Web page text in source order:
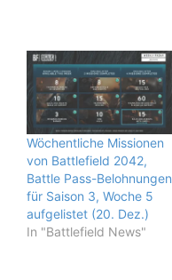
Wöchentliche Missionen
von Battlefield 2042,
Battle Pass-Belohnungen
für Saison 3, Woche 5
aufgelistet (20. Dez.)
In "Battlefield News"